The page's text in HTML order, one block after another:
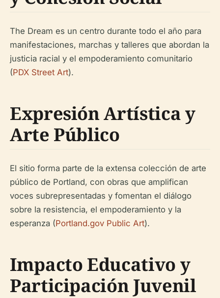
The Dream es un centro durante todo el año para
manifestaciones, marchas y talleres que abordan la
justicia racial y el empoderamiento comunitario
(PDX Street Art).
Expresión Artística y
Arte Público
El sitio forma parte de la extensa colección de arte
público de Portland, con obras que amplifican
voces subrepresentadas y fomentan el diálogo
sobre la resistencia, el empoderamiento y la
esperanza (Portland.gov Public Art).
Impacto Educativo y
Participación Juvenil